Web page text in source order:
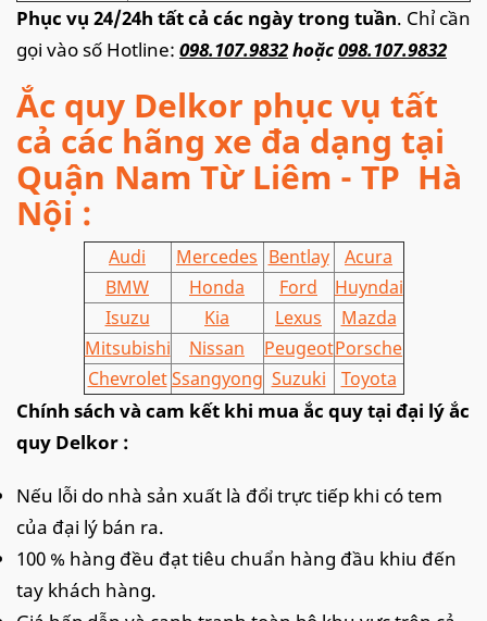
Phục vụ 24/24h tất cả các ngày trong tuần. Chỉ cần
gọi vào số Hotline: 098.107.9832hoặc098.107.9832
Ắc quy Delkor phục vụ tất
cả các hãng xe đa dạng tại
Quận Nam Từ Liêm - TP Hà
Nội :
Audi Mercedes Bentlay
Acura
BMW
Honda Ford
Huyndai
Isuzu
Kia Lexus
Mazda
Mitsubishi
Nissan PeugeotPorsche
Chevrolet Ssangyong Suzuki Toyota
Chính sách và cam kết khi mua ắc quy tại đại lý ắc
quy Delkor :
Nếu lỗi do nhà sản xuất là đổi trực tiếp khi có tem
của đại lý bán ra.
100 % hàng đều đạt tiêu chuẩn hàng đầu khiu đến
tay khách hàng.